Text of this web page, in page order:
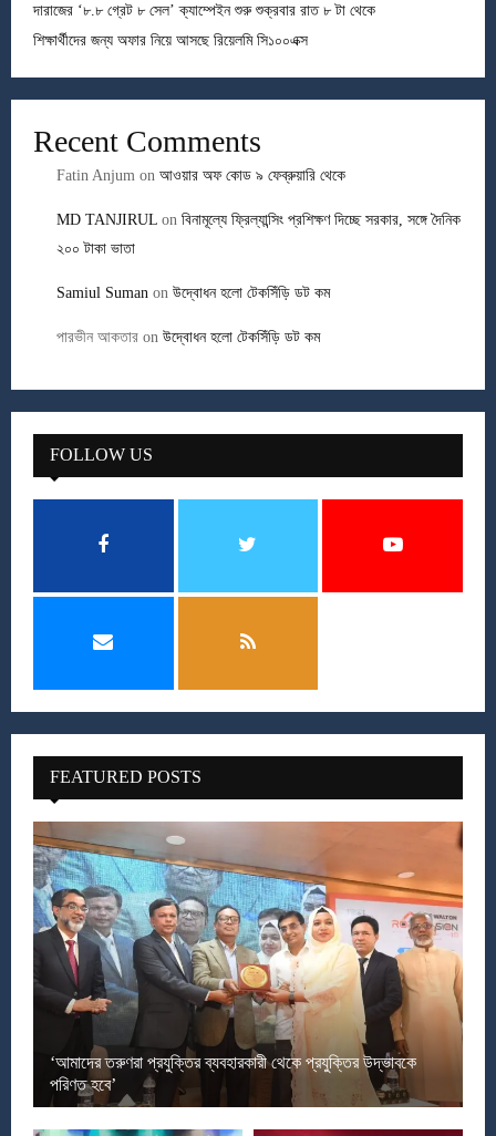
দারাজের ‘৮.৮ গ্রেট ৮ সেল’ ক্যাম্পেইন শুরু শুক্রবার রাত ৮ টা থেকে
শিক্ষার্থীদের জন্য অফার নিয়ে আসছে রিয়েলমি সি১০০এক্স
Recent Comments
Fatin Anjum on আওয়ার অফ কোড ৯ ফেব্রুয়ারি থেকে
MD TANJIRUL on বিনামূল্যে ফ্রিল্যান্সিং প্রশিক্ষণ দিচ্ছে সরকার, সঙ্গে দৈনিক
২০০ টাকা ভাতা
Samiul Suman on উদ্বোধন হলো টেকসিঁড়ি ডট কম
পারভীন আকতার on উদ্বোধন হলো টেকসিঁড়ি ডট কম
FOLLOW US
FEATURED POSTS
‘আমাদের তরুণরা প্রযুক্তির ব্যবহারকারী থেকে প্রযুক্তির উদ্ভাবকে
পরিণত হবে’